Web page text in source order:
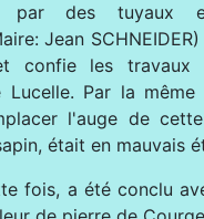
par des tuyaux
Jean
confie les travaux
Lucelle. Par la
l'auge de
était en mauvais
fois, a été conclu